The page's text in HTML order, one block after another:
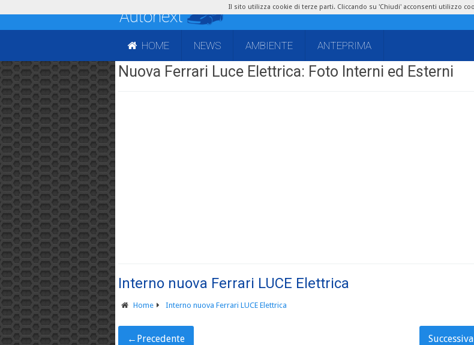
HOME NEWS AMBIENTE ANTEPRIMA
Nuova Ferrari Luce Elettrica: Foto Interni ed Esterni
Interno nuova Ferrari LUCE Elettrica
Home Interno nuova Ferrari LUCE Elettrica
← Precedente Successiva
Il sito utilizza cookie di terze parti. Cliccando su 'Chiudi' acconsenti utilizzo